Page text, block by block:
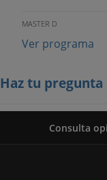
MASTER D
Ver programa
Haz tu pregunta
Consulta